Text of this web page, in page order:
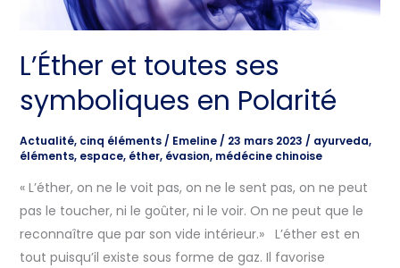
L’Éther et toutes ses
symboliques en Polarité
Actualité, cinq éléments/ Emeline / 23 mars 2023 / ayurveda,
éléments, espace, éther, évasion, médécine chinoise
« L’éther, on ne le voit pas, on ne le sent pas, on ne peut
pas le toucher, ni le goûter, ni le voir. On ne peut que le
reconnaître que par son vide intérieur.» L’éther est en
tout puisqu’il existe sous forme de gaz. Il favorise